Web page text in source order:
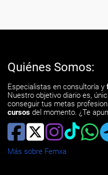
Quiénes Somos:
Especialistas en consultoría y
Nuestro objetivo diario es,
conseguir tus metas
cursos del momento. ¿Te
Más sobre Femxa